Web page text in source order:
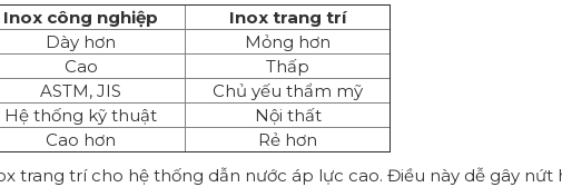
Inox công nghiệp
Inox trang trí
Dày hơn
Mỏng hơn
Cao
Thấp
ASTM, JIS
Chủ yếu thẩm mỹ
Hệ thống kỹ thuật
Nội thất
Cao hơn
Rẻ hơn
trang trí cho hệ thống dẫn nước áp lực cao. Điều này dễ gây